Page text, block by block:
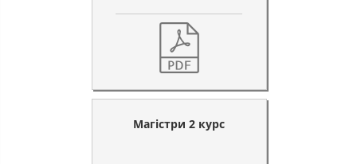
Магістри 2 курс